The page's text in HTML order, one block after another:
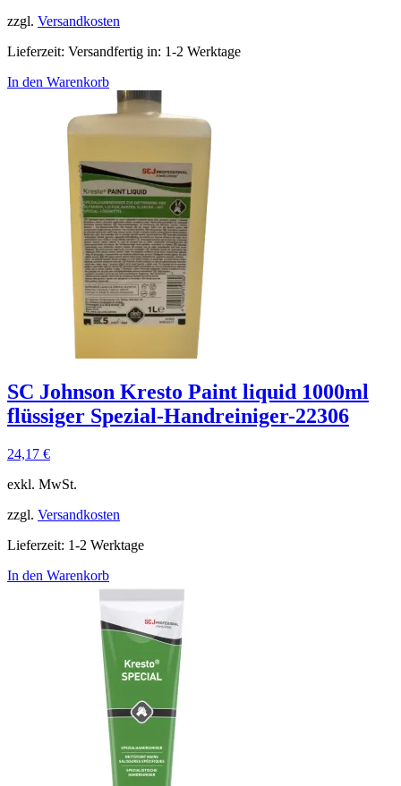
zzgl. Versandkosten
Lieferzeit: Versandfertig in: 1-2 Werktage
In den Warenkorb
SC Johnson Kresto Paint liquid 1000ml
flüssiger Spezial-Handreiniger-22306
24,17 €
exkl. MwSt.
zzgl. Versandkosten
Lieferzeit: 1-2 Werktage
In den Warenkorb